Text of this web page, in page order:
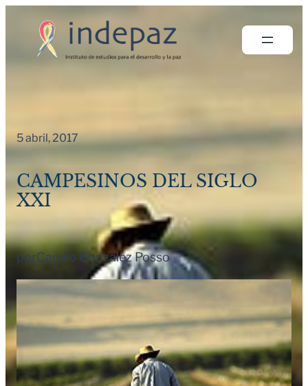
5 abril, 2017
CAMPESINOS DEL SIGLO
XXI
porCamilo Gonzalez Posso